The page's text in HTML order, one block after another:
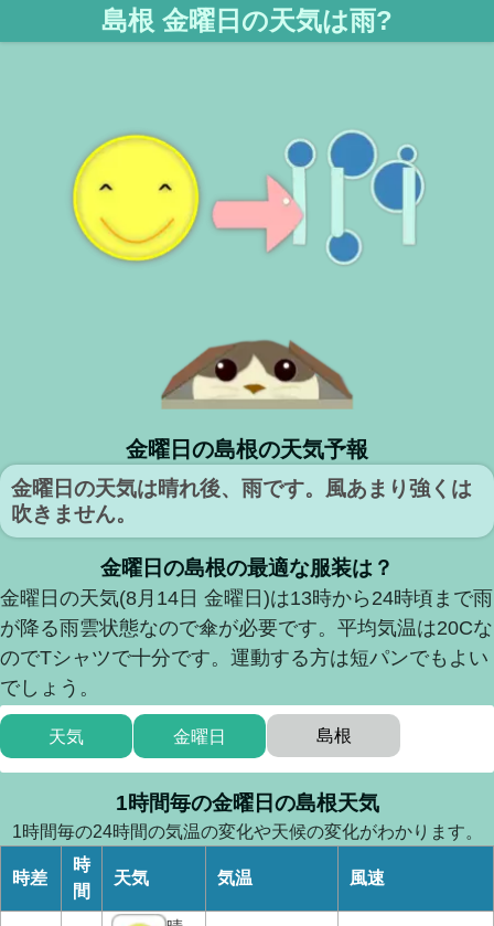
島根 金曜日の天気は雨?
金曜日の島根の天気予報
金曜日の天気は晴れ後、雨です。風あまり強くは
吹きません。
金曜日の島根の最適な服装は？
金曜日の天気(8月14日 金曜日)は13時から24時頃まで雨
が降る雨雲状態なので傘が必要です。平均気温は20Cな
のでTシャツで十分です。運動する方は短パンでもよい
でしょう。
天気 金曜日 島根
1時間毎の金曜日の島根天気
1時間毎の24時間の気温の変化や天候の変化がわかります。
時差
時
間
天気 気温 風速